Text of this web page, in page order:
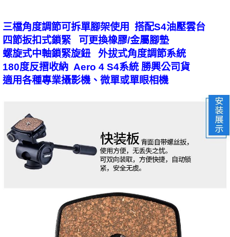
三檔角度調節可拆單腳架使用 搭配S4油壓雲台
四節扳扣式鎖緊 可更換橡膠/金屬腳墊
螺旋式中軸鎖緊旋鈕 外拔式角度調節系統
180度反摺收納 Aero 4 S4系統 勝興公司貨
適用各種專業攝影機、微單或單眼相機